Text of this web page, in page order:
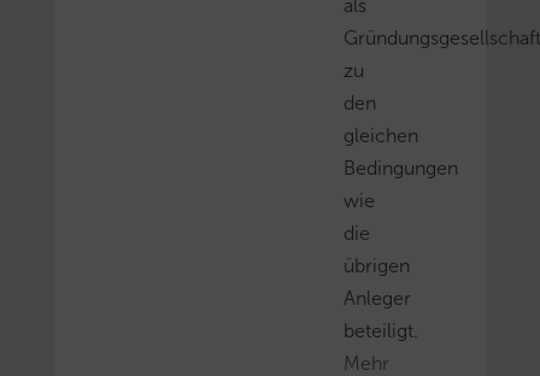
als
zu
den
gleichen
Bedingungen
wie
die
übrigen
Anleger
beteiligt.
Mehr